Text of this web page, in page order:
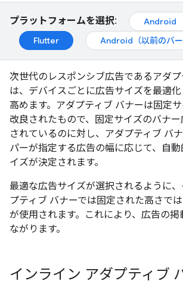
プラットフォームを選択: Android
Flutter
Android（以前のバー
次世代のレスポンシブ広告であるアダプ
は、デバイスごとに広告サイズを最適
高めます。アダプティブ バナーは固定
改良されたもので、固定サイズのバナ
されているのに対し、アダプティブ バ
パーが指定する広告の幅に応じて、自
イズが決定されます。
最適な広告サイズが選択されるように
プティブ バナーでは固定された高さで
が使用されます。これにより、広告の
ながります。
インライン アダプティブ